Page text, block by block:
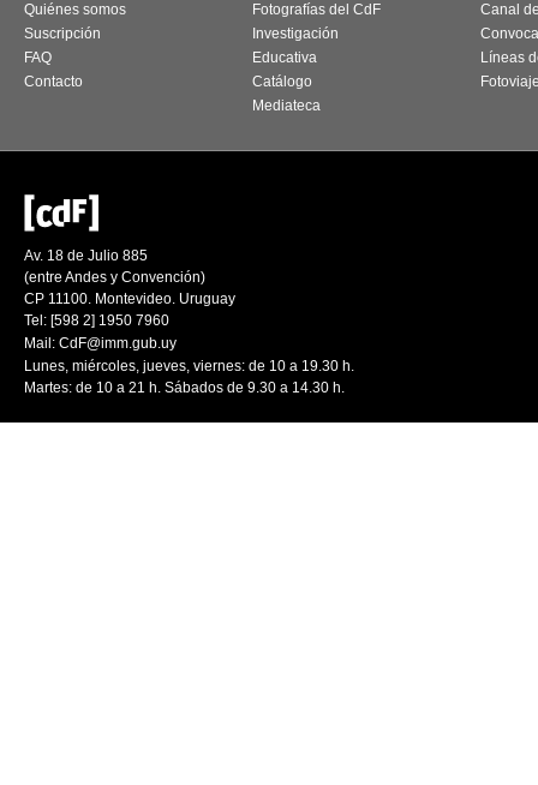
Quiénes somos
Suscripción
FAQ
Contacto
Fotografías del CdF
Investigación
Educativa
Catálogo
Mediateca
Canal
Líneas
Av. 18 de Julio 885
(entre Andes y Convención)
CP 11100. Montevideo. Uruguay
Tel: [598 2] 1950 7960
Mail: CdF@imm.gub.uy
Lunes, miércoles, jueves, viernes: de 10 a 19.30 h.
Martes: de 10 a 21 h. Sábados de 9.30 a 14.30 h.